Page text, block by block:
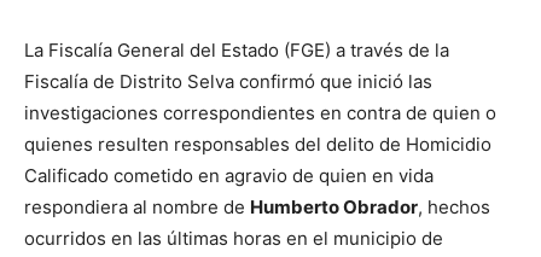
La Fiscalía General del Estado (FGE) a través de la
Fiscalía de Distrito Selva confirmó que inició las
investigaciones correspondientes en contra de quien o
quienes resulten responsables del delito de Homicidio
Calificado cometido en agravio de quien en vida
respondiera al nombre de Humberto Obrador, hechos
ocurridos en las últimas horas en el municipio de